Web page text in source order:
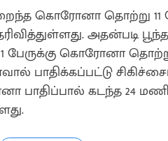
கொரோனா தொற்று 11
அதன்படி
கொரோனா
பாதிக்கப்பட்டு
பாதிப்பால் கடந்த 24